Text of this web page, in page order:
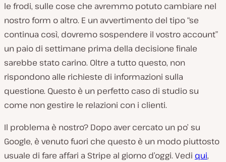
le frodi, sulle cose che avremmo potuto cambiare nel
nostro form o altro. E un avvertimento del tipo “se
continua così, dovremo sospendere il vostro account”
un paio di settimane prima della decisione finale
sarebbe stato carino. Oltre a tutto questo, non
rispondono alle richieste di informazioni sulla
questione. Questo è un perfetto caso di studio su
come non gestire le relazioni con i clienti.
Il problema è nostro? Dopo aver cercato un po’ su
Google, è venuto fuori che questo è un modo piuttosto
usuale di fare affari a Stripe al giorno d’oggi. Vedi qui,